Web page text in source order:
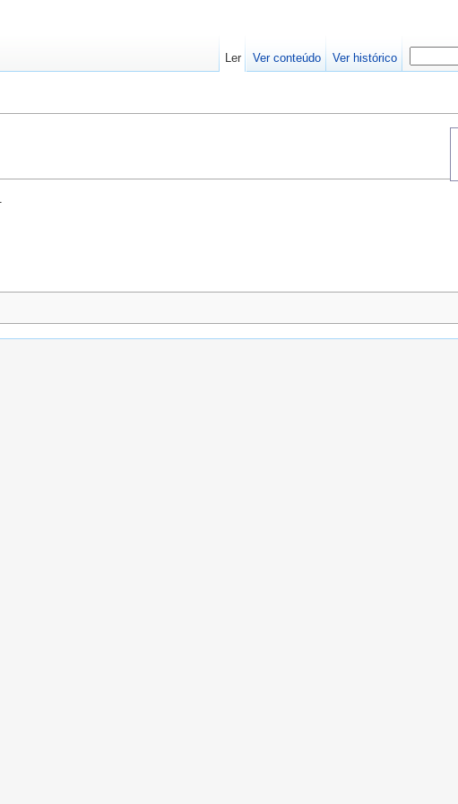
Ler Ver conteúdo Ver histórico